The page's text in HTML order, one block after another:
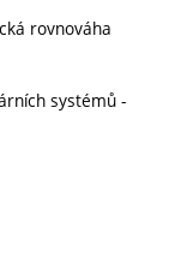
rovnováha
systémů -